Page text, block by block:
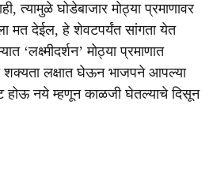
त्यामुळे घोडेबाजार मोठ्या प्रमाणावर
मत देईल, हे शेवटपर्यंत सांगता येत
‘लक्ष्मीदर्शन’ मोठ्या प्रमाणात
शक्यता लक्षात घेऊन भाजपने आपल्या
होऊ नये म्हणून काळजी घेतल्याचे दिसून